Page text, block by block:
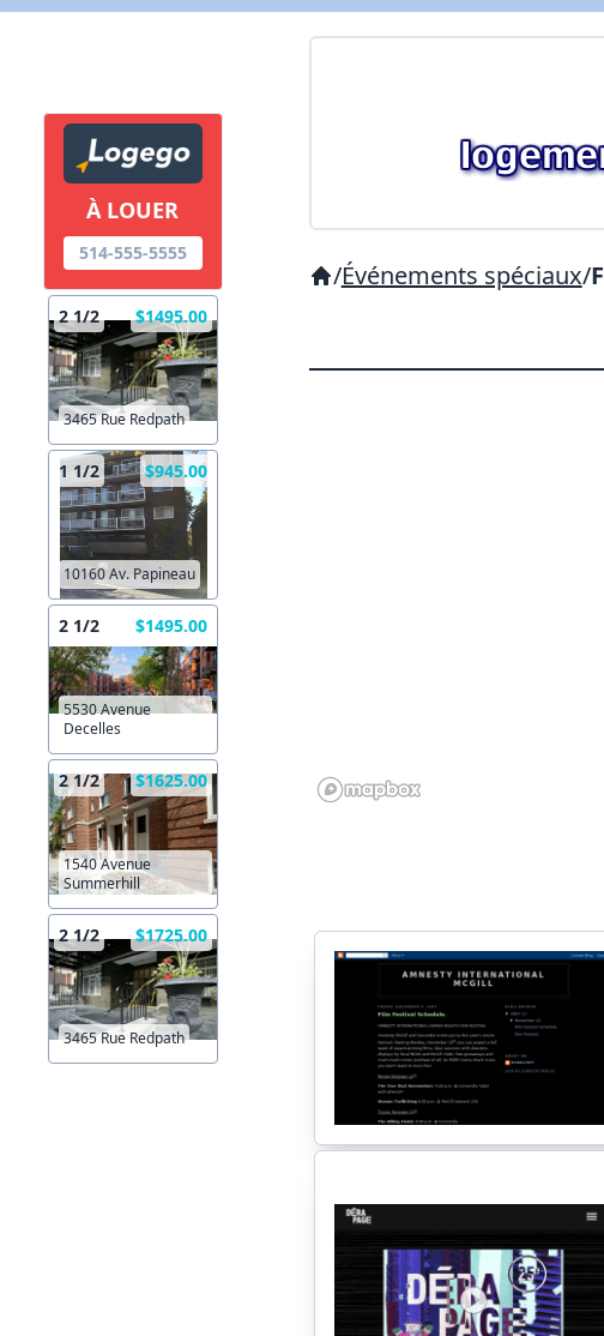
À LOUER
514-555-5555
2 1/2 $1495.00
3465 Rue Redpath
1 1/2 $945.00
10160 Av. Papineau
2 1/2 $1495.00
5530 Avenue
Decelles
2 1/2 $1625.00
1540 Avenue
Summerhill
2 1/2 $1725.00
3465 Rue Redpath
/Événements spéciaux/